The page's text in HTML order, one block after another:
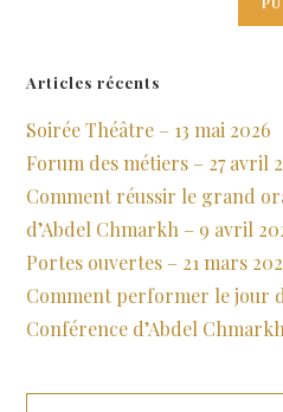
Articles récents
Soirée Théâtre – 13 mai 2026
Forum des métiers – 27 avril
Comment réussir le grand
d’Abdel Chmarkh – 9 avril
Portes ouvertes – 21 mars
Comment performer le jour
Conférence d’Abdel